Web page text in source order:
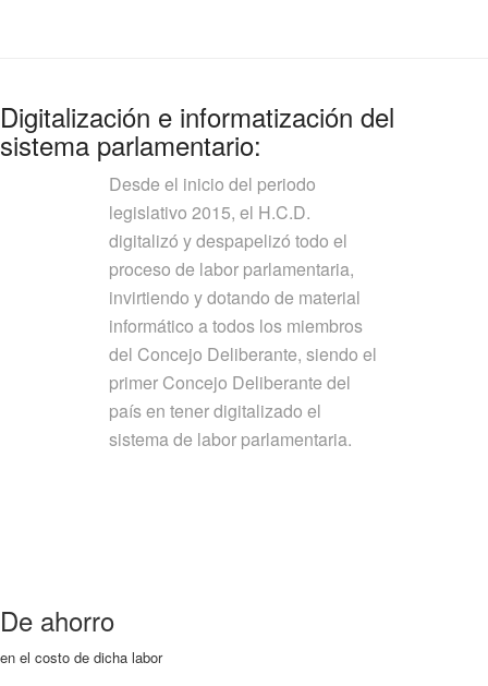
Digitalización e informatización del
sistema parlamentario:
Desde el inicio del periodo
legislativo 2015, el H.C.D.
digitalizó y despapelizó todo el
proceso de labor parlamentaria,
invirtiendo y dotando de material
informático a todos los miembros
del Concejo Deliberante, siendo el
primer Concejo Deliberante del
país en tener digitalizado el
sistema de labor parlamentaria.
De ahorro
en el costo de dicha labor